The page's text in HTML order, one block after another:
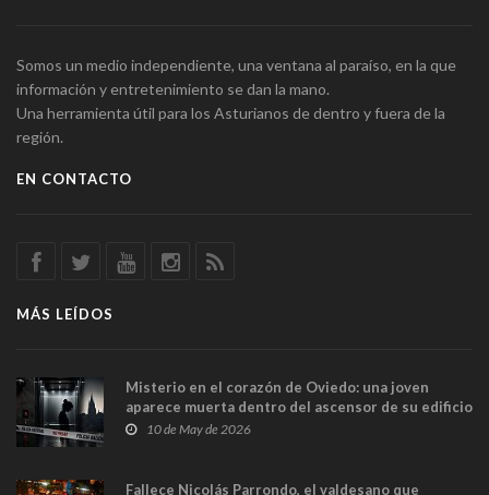
Somos un medio independiente, una ventana al paraíso, en la que
información y entretenimiento se dan la mano.
Una herramienta útil para los Asturianos de dentro y fuera de la
región.
EN CONTACTO
MÁS LEÍDOS
Misterio en el corazón de Oviedo: una joven
aparece muerta dentro del ascensor de su edificio
y las cámaras captan sus últimos minutos
10 de May de 2026
Fallece Nicolás Parrondo, el valdesano que